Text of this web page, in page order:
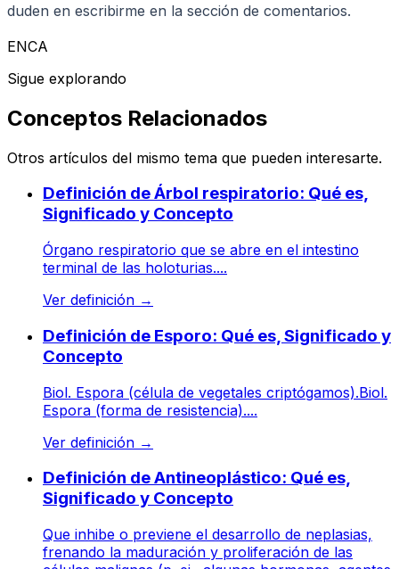
duden en escribirme en la sección de comentarios.
ENCA
Sigue explorando
Conceptos Relacionados
Otros artículos del mismo tema que pueden interesarte.
Definición de Árbol respiratorio: Qué es,
Significado y Concepto
Órgano respiratorio que se abre en el intestino
terminal de las holoturias....
Ver definición →
Definición de Esporo: Qué es, Significado y
Concepto
Biol. Espora (célula de vegetales criptógamos).Biol.
Espora (forma de resistencia)....
Ver definición →
Definición de Antineoplástico: Qué es,
Significado y Concepto
Que inhibe o previene el desarrollo de neplasias,
frenando la maduración y proliferación de las